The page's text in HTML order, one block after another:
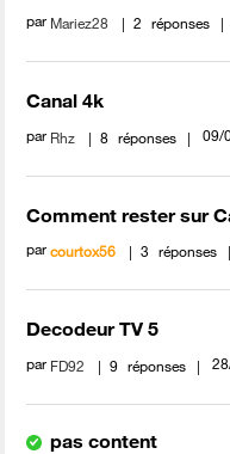
par Mariez28 2 réponses
Canal 4k
par Rhz 8 réponses ‎09/
Comment rester sur
parcourtox56 3 réponses
Decodeur TV 5
par FD92 9 réponses
pas content